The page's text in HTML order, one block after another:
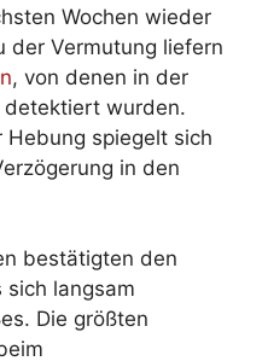
Wochen wieder
der Vermutung liefern
, von denen in der
detektiert wurden.
Hebung spiegelt sich
in den
bestätigten den
sich langsam
Die größten